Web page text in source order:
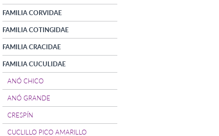
FAMILIA CORVIDAE
FAMILIA COTINGIDAE
FAMILIA CRACIDAE
FAMILIA CUCULIDAE
ANÓ CHICO
ANÓ GRANDE
CRESPÍN
CUCLILLO PICO AMARILLO